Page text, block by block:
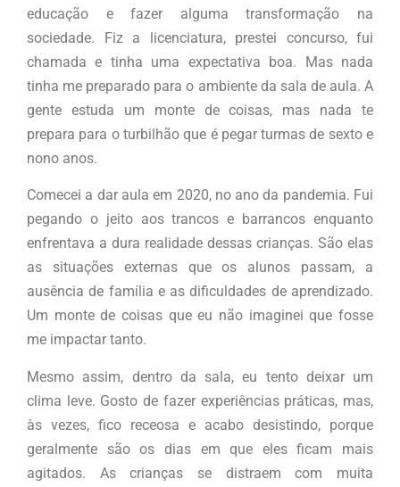
educação e fazer alguma transformação na
sociedade. Fiz a licenciatura, prestei concurso, fui
chamada e tinha uma expectativa boa. Mas nada
tinha me preparado para o ambiente da sala de aula. A
gente estuda um monte de coisas, mas nada te
prepara para o turbilhão que é pegar turmas de sexto e
nono anos.
Comecei a dar aula em 2020, no ano da pandemia. Fui
pegando o jeito aos trancos e barrancos enquanto
enfrentava a dura realidade dessas crianças. São elas
as situações externas que os alunos passam, a
ausência de família e as dificuldades de aprendizado.
Um monte de coisas que eu não imaginei que fosse
me impactar tanto.
Mesmo assim, dentro da sala, eu tento deixar um
clima leve. Gosto de fazer experiências práticas, mas,
às vezes, fico receosa e acabo desistindo, porque
geralmente são os dias em que eles ficam mais
agitados. As crianças se distraem com muita